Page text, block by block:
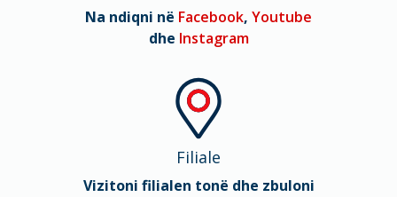
Na ndiqni në Facebook, Youtube
dhe Instagram
Filiale
Vizitoni filialen tonë dhe zbuloni